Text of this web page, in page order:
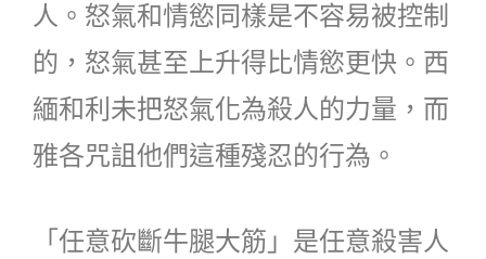
人。怒氣和情慾同樣是不容易被控制
的，怒氣甚至上升得比情慾更快。西
緬和利未把怒氣化為殺人的力量，而
雅各咒詛他們這種殘忍的行為。
「任意砍斷牛腿大筋」是任意殺害人